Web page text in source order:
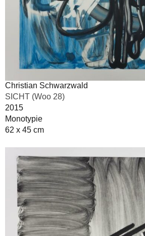
Christian Schwarzwald
SICHT (Woo 28)
2015
Monotypie
62 x 45 cm